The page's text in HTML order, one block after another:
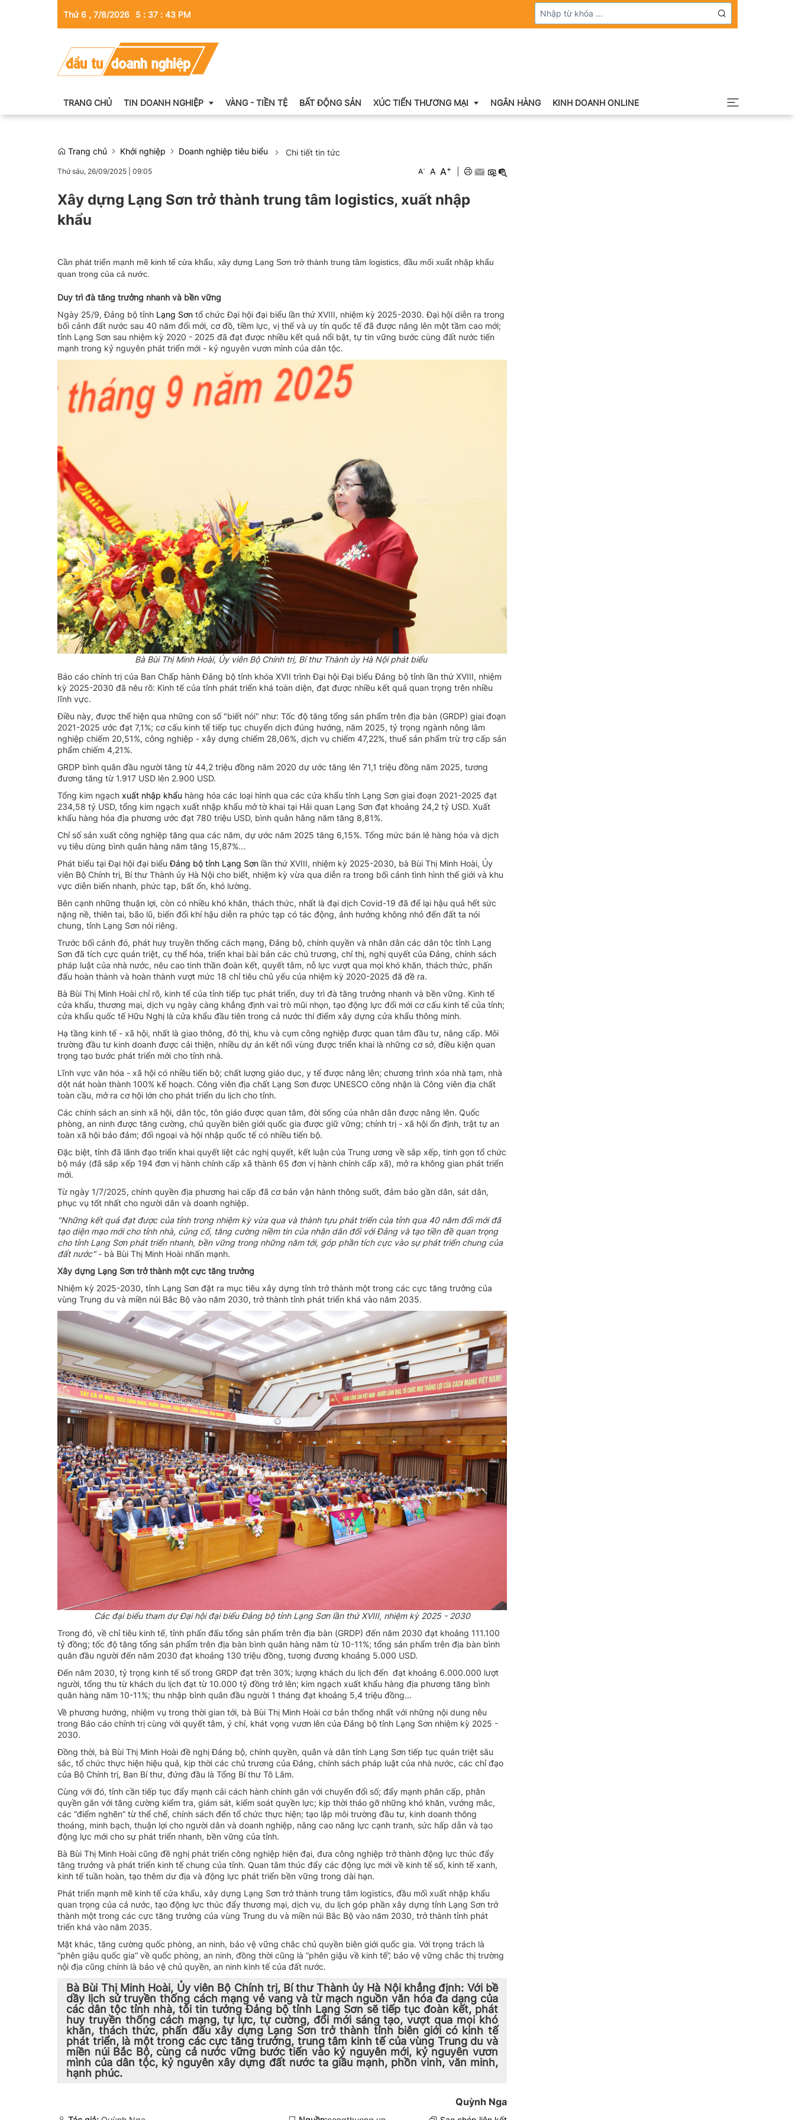
Thứ 6 , 7/8/2026 5 : 37 : 44 PM
TRANG CHỦ TIN DOANH NGHIỆP
Thông tin doanh nghiệp
Kinh tế tài chính
VÀNG - TIỀN TỆ BẤT ĐỘNG SẢN XÚC TIẾN THƯƠNG MẠI
Hội chợ triển lãm
NGÂN HÀNG KINH DOANH ONLINE
Trang chủ Khởi nghiệp Doanh nghiệp tiêu biểu Chi tiết tin tức
Thứ sáu, 26/09/2025 09:05 A- A A+
Xây dựng Lạng Sơn trở thành trung tâm logistics, xuất nhập
khẩu
Cần phát triển mạnh mẽ kinh tế cửa khẩu, xây dựng Lạng Sơn trở thành trung tâm logistics, đầu mối xuất nhập khẩu
quan trọng của cả nước.
Duy trì đà tăng trưởng nhanh và bền vững
Ngày 25/9, Đảng bộ tỉnh Lạng Sơn tổ chức Đại hội đại biểu lần thứ XVIII, nhiệm kỳ 2025-2030. Đại hội diễn ra trong
bối cảnh đất nước sau 40 năm đổi mới, cơ đồ, tiềm lực, vị thế và uy tín quốc tế đã được nâng lên một tầm cao mới;
tỉnh Lạng Sơn sau nhiệm kỳ 2020 - 2025 đã đạt được nhiều kết quả nổi bật, tự tin vững bước cùng đất nước tiến
mạnh trong kỷ nguyên phát triển mới - kỷ nguyên vươn mình của dân tộc.
Bà Bùi Thị Minh Hoài, Ủy viên Bộ Chính trị, Bí thư Thành ủy Hà Nội phát biểu
Báo cáo chính trị của Ban Chấp hành Đảng bộ tỉnh khóa XVII trình Đại hội Đại biểu Đảng bộ tỉnh lần thứ XVIII, nhiệm
kỳ 2025-2030 đã nêu rõ: Kinh tế của tỉnh phát triển khá toàn diện, đạt được nhiều kết quả quan trọng trên nhiều
lĩnh vực.
Điều này, được thể hiện qua những con số "biết nói" như: Tốc độ tăng tổng sản phẩm trên địa bàn (GRDP) giai đoạn
2021-2025 ước đạt 7,1%; cơ cấu kinh tế tiếp tục chuyển dịch đúng hướng, năm 2025, tỷ trọng ngành nông lâm
nghiệp chiếm 20,51%, công nghiệp - xây dựng chiếm 28,06%, dịch vụ chiếm 47,22%, thuế sản phẩm trừ trợ cấp sản
phẩm chiếm 4,21%.
GRDP bình quân đầu người tăng từ 44,2 triệu đồng năm 2020 dự ước tăng lên 71,1 triệu đồng năm 2025, tương
đương tăng từ 1.917 USD lên 2.900 USD.
Tổng kim ngạch xuất nhập khẩu hàng hóa các loại hình qua các cửa khẩu tỉnh Lạng Sơn giai đoạn 2021-2025 đạt
234,58 tỷ USD, tổng kim ngạch xuất nhập khẩu mở tờ khai tại Hải quan Lạng Sơn đạt khoảng 24,2 tỷ USD. Xuất
khẩu hàng hóa địa phương ước đạt 780 triệu USD, bình quân hằng năm tăng 8,81%.
Chỉ số sản xuất công nghiệp tăng qua các năm, dự ước năm 2025 tăng 6,15%. Tổng mức bán lẻ hàng hóa và dịch
vụ tiêu dùng bình quân hàng năm tăng 15,87%...
Phát biểu tại Đại hội đại biểuĐảng bộ tỉnh Lạng Sơn lần thứ XVIII, nhiệm kỳ 2025-2030, bà Bùi Thị Minh Hoài, Ủy
viên Bộ Chính trị, Bí thư Thành ủy Hà Nội cho biết, nhiệm kỳ vừa qua diễn ra trong bối cảnh tình hình thế giới và khu
vực diễn biến nhanh, phức tạp, bất ổn, khó lường.
Bên cạnh những thuận lợi, còn có nhiều khó khăn, thách thức, nhất là đại dịch Covid-19 đã để lại hậu quả hết sức
nặng nề, thiên tai, bão lũ, biến đổi khí hậu diễn ra phức tạp có tác động, ảnh hưởng không nhỏ đến đất ta nói
chung, tỉnh Lạng Sơn nói riêng.
Trước bối cảnh đó, phát huy truyền thống cách mạng, Đảng bộ, chính quyền và nhân dân các dân tộc tỉnh Lạng
Sơn đã tích cực quán triệt, cụ thể hóa, triển khai bài bản các chủ trương, chỉ thị, nghị quyết của Đảng, chính sách
pháp luật của nhà nước, nêu cao tinh thần đoàn kết, quyết tâm, nỗ lực vượt qua mọi khó khăn, thách thức, phấn
đấu hoàn thành và hoàn thành vượt mức 18 chỉ tiêu chủ yếu của nhiệm kỳ 2020-2025 đã đề ra.
Bà Bùi Thị Minh Hoài chỉ rõ, kinh tế của tỉnh tiếp tục phát triển, duy trì đà tăng trưởng nhanh và bền vững. Kinh tế
cửa khẩu, thương mại, dịch vụ ngày càng khẳng định vai trò mũi nhọn, tạo động lực đổi mới cơ cấu kinh tế của tỉnh;
cửa khẩu quốc tế Hữu Nghị là cửa khẩu đầu tiên trong cả nước thí điểm xây dựng cửa khẩu thông minh.
Hạ tầng kinh tế - xã hội, nhất là giao thông, đô thị, khu và cụm công nghiệp được quan tâm đầu tư, nâng cấp. Môi
trường đầu tư kinh doanh được cải thiện, nhiều dự án kết nối vùng được triển khai là những cơ sở, điều kiện quan
trọng tạo bước phát triển mới cho tỉnh nhà.
Lĩnh vực văn hóa - xã hội có nhiều tiến bộ; chất lượng giáo dục, y tế được nâng lên; chương trình xóa nhà tạm, nhà
dột nát hoàn thành 100% kế hoạch. Công viên địa chất Lạng Sơn được UNESCO công nhận là Công viên địa chất
toàn cầu, mở ra cơ hội lớn cho phát triển du lịch cho tỉnh.
Các chính sách an sinh xã hội, dân tộc, tôn giáo được quan tâm, đời sống của nhân dân được nâng lên. Quốc
phòng, an ninh được tăng cường, chủ quyền biên giới quốc gia được giữ vững; chính trị - xã hội ổn định, trật tự an
toàn xã hội bảo đảm; đối ngoại và hội nhập quốc tế có nhiều tiến bộ.
Đặc biệt, tỉnh đã lãnh đạo triển khai quyết liệt các nghị quyết, kết luận của Trung ương về sắp xếp, tinh gọn tổ chức
bộ máy (đã sắp xếp 194 đơn vị hành chính cấp xã thành 65 đơn vị hành chính cấp xã), mở ra không gian phát triển
mới.
Từ ngày 1/7/2025, chính quyền địa phương hai cấp đã cơ bản vận hành thông suốt, đảm bảo gần dân, sát dân,
phục vụ tốt nhất cho người dân và doanh nghiệp.
"Những kết quả đạt được của tỉnh trong nhiệm kỳ vừa qua và thành tựu phát triển của tỉnh qua 40 năm đổi mới đã
tạo diện mạo mới cho tỉnh nhà, củng cố, tăng cường niềm tin của nhân dân đối với Đảng và tạo tiền đề quan trọng
cho tỉnh Lạng Sơn phát triển nhanh, bền vững trong những năm tới, góp phần tích cực vào sự phát triển chung của
đất nước"- bà Bùi Thị Minh Hoài nhấn mạnh.
Xây dựng Lạng Sơn trở thành một cực tăng trưởng
Nhiệm kỳ 2025-2030, tỉnh Lạng Sơn đặt ra mục tiêu xây dựng tỉnh trở thành một trong các cực tăng trưởng của
vùng Trung du và miền núi Bắc Bộ vào năm 2030, trở thành tỉnh phát triển khá vào năm 2035.
Các đại biểu tham dự Đại hội đại biểu Đảng bộ tỉnh Lạng Sơn lần thứ XVIII, nhiệm kỳ 2025 - 2030
Trong đó, về chỉ tiêu kinh tế, tỉnh phấn đấu tổng sản phẩm trên địa bàn (GRDP) đến năm 2030 đạt khoảng 111.100
tỷ đồng; tốc độ tăng tổng sản phẩm trên địa bàn bình quân hàng năm từ 10-11%; tổng sản phẩm trên địa bàn bình
quân đầu người đến năm 2030 đạt khoảng 130 triệu đồng, tương đương khoảng 5.000 USD.
Đến năm 2030, tỷ trọng kinh tế số trong GRDP đạt trên 30%; lượng khách du lịch đến đạt khoảng 6.000.000 lượt
người, tổng thu từ khách du lịch đạt từ 10.000 tỷ đồng trở lên; kim ngạch xuất khẩu hàng địa phương tăng bình
quân hàng năm 10-11%; thu nhập bình quân đầu người 1 tháng đạt khoảng 5,4 triệu đồng...
Về phương hướng, nhiệm vụ trong thời gian tới, bà Bùi Thị Minh Hoài cơ bản thống nhất với những nội dung nêu
trong Báo cáo chính trị cùng với quyết tâm, ý chí, khát vọng vươn lên của Đảng bộ tỉnh Lạng Sơn nhiệm kỳ 2025 -
2030.
Đồng thời, bà Bùi Thị Minh Hoài đề nghị Đảng bộ, chính quyền, quân và dân tỉnh Lạng Sơn tiếp tục quán triệt sâu
sắc, tổ chức thực hiện hiệu quả, kịp thời các chủ trương của Đảng, chính sách pháp luật của nhà nước, các chỉ đạo
của Bộ Chính trị, Ban Bí thư, đứng đầu là Tổng Bí thư Tô Lâm.
Cùng với đó, tỉnh cần tiếp tục đẩy mạnh cải cách hành chính gắn với chuyển đổi số; đẩy mạnh phân cấp, phân
quyền gắn với tăng cường kiểm tra, giám sát, kiểm soát quyền lực; kịp thời tháo gỡ những khó khăn, vướng mắc,
các “điểm nghẽn” từ thể chế, chính sách đến tổ chức thực hiện; tạo lập môi trường đầu tư, kinh doanh thông
thoáng, minh bạch, thuận lợi cho người dân và doanh nghiệp, nâng cao năng lực cạnh tranh, sức hấp dẫn và tạo
động lực mới cho sự phát triển nhanh, bền vững của tỉnh.
Bà Bùi Thị Minh Hoài cũng đề nghị phát triển công nghiệp hiện đại, đưa công nghiệp trở thành động lực thúc đẩy
tăng trưởng và phát triển kinh tế chung của tỉnh. Quan tâm thúc đẩy các động lực mới về kinh tế số, kinh tế xanh,
kinh tế tuần hoàn, tạo thêm dư địa và động lực phát triển bền vững trong dài hạn.
Phát triển mạnh mẽ kinh tế cửa khẩu, xây dựng Lạng Sơn trở thành trung tâm logistics, đầu mối xuất nhập khẩu
quan trọng của cả nước, tạo động lực thúc đẩy thương mại, dịch vụ, du lịch góp phần xây dựng tỉnh Lạng Sơn trở
thành một trong các cực tăng trưởng của vùng Trung du và miền núi Bắc Bộ vào năm 2030, trở thành tỉnh phát
triển khá vào năm 2035.
Mặt khác, tăng cường quốc phòng, an ninh, bảo vệ vững chắc chủ quyền biên giới quốc gia. Với trọng trách là
“phên giậu quốc gia” về quốc phòng, an ninh, đồng thời cũng là “phên giậu về kinh tế”, bảo vệ vững chắc thị trường
nội địa cũng chính là bảo vệ chủ quyền, an ninh kinh tế của đất nước.
Bà Bùi Thị Minh Hoài, Ủy viên Bộ Chính trị, Bí thư Thành ủy Hà Nội khẳng định: Với bề
dầy lịch sử truyền thống cách mạng vẻ vang và từ mạch nguồn văn hóa đa dạng của
các dân tộc tỉnh nhà, tôi tin tưởng Đảng bộ tỉnh Lạng Sơn sẽ tiếp tục đoàn kết, phát
huy truyền thống cách mạng, tự lực, tự cường, đổi mới sáng tạo, vượt qua mọi khó
khăn, thách thức, phấn đấu xây dựng Lạng Sơn trở thành tỉnh biên giới có kinh tế
phát triển, là một trong các cực tăng trưởng, trung tâm kinh tế của vùng Trung du và
miền núi Bắc Bộ, cùng cả nước vững bước tiến vào kỷ nguyên mới, kỷ nguyên vươn
mình của dân tộc, kỷ nguyên xây dựng đất nước ta giầu mạnh, phồn vinh, văn minh,
hạnh phúc.
Quỳnh Nga